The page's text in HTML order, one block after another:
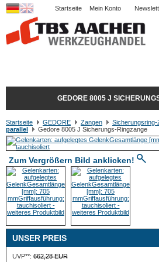
Startseite Mein Konto
GEDORE 8005 J
Startseite GEDORE Zangen Sicherungsring-
parallel
Gedore 8005 J Sicherungs-Ringzange
Zum Vergrößern Bild anklicken!
UNSER PREIS
UVP**: 662,28 EUR